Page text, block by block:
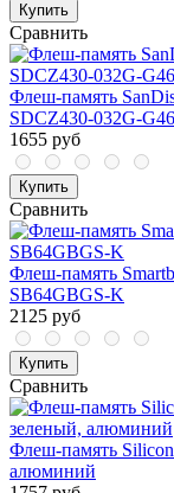
Купить
Сравнить
Флеш-память
SDCZ430-032G-G46
1655 руб
Купить
Сравнить
Флеш-память
SB64GBGS-K
2125 руб
Купить
Сравнить
Флеш-память
алюминий